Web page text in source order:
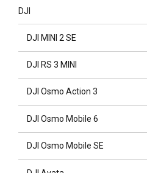
DJI
DJI MINI 2 SE
DJI RS 3 MINI
DJI Osmo Action 3
DJI Osmo Mobile 6
DJI Osmo Mobile SE